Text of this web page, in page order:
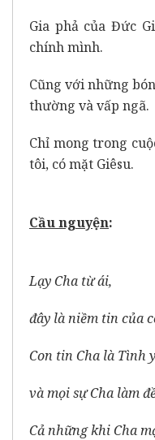
Gia phả của Đức
chính mình.
Cũng với những
thường và vấp ngã.
Chỉ mong trong
tôi, có mặt Giêsu.
Cầu nguyện:
Lạy Cha từ ái,
đây là niềm tin của
Con tin Cha là Tình
và mọi sự Cha làm
Cả những khi Cha